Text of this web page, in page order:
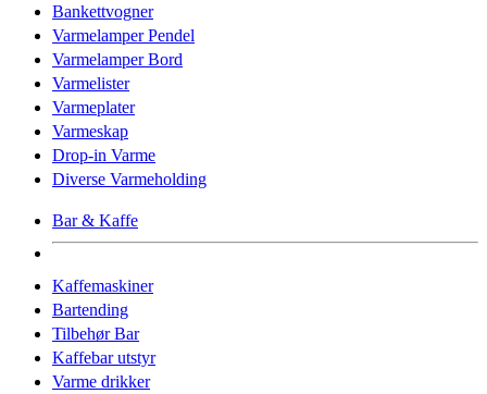
Bankettvogner
Varmelamper Pendel
Varmelamper Bord
Varmelister
Varmeplater
Varmeskap
Drop-in Varme
Diverse Varmeholding
Bar & Kaffe
Kaffemaskiner
Bartending
Tilbehør Bar
Kaffebar utstyr
Varme drikker